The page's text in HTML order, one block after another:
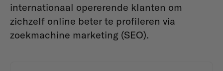
internationaal opererende klanten om
zichzelf online beter te profileren via
zoekmachine marketing (SEO).